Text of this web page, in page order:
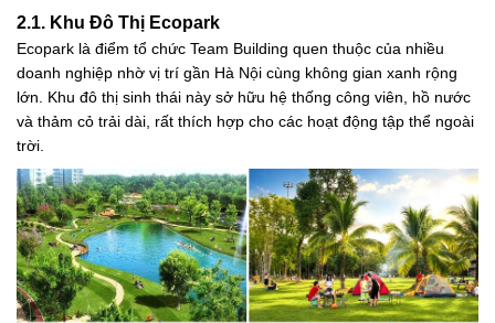
2.1. Khu Đô Thị Ecopark
Ecopark là điểm tổ chức Team Building quen thuộc của nhiều
doanh nghiệp nhờ vị trí gần Hà Nội cùng không gian xanh rộng
lớn. Khu đô thị sinh thái này sở hữu hệ thống công viên, hồ nước
và thảm cỏ trải dài, rất thích hợp cho các hoạt động tập thể ngoài
trời.